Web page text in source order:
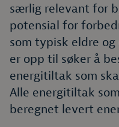
særlig relevant for
potensial for
som typisk eldre
er opp til søker å
energitiltak som
Alle energitiltak
beregnet levert